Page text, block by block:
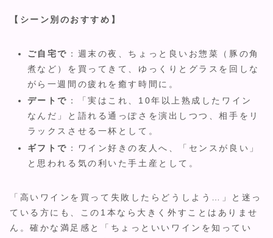
【シーン別のおすすめ】
ご自宅で ：週末の夜、ちょっと良いお惣菜（豚の角
煮など）を買ってきて、ゆっくりとグラスを回しな
がら一週間の疲れを癒す時間に。
デートで ：「実はこれ、10年以上熟成したワイン
なんだ」と語れる通っぽさを演出しつつ、相手をリ
ラックスさせる一杯として。
ギフトで ：ワイン好きの友人へ、「センスが良い」
と思われる気の利いた手土産として。
「高いワインを買って失敗したらどうしよう…」と迷っ
ている方にも、この1本なら大きく外すことはありませ
ん。確かな満足感と「ちょっといいワインを知ってい